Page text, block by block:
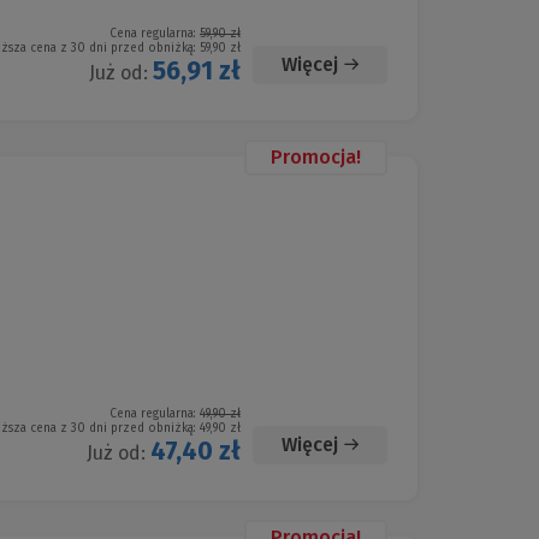
Cena regularna: 59,90 zł
cena z 30 dni przed obniżką: 59,90 zł
Już od: 56,91 zł Więcej
Promocja!
Cena regularna: 49,90 zł
cena z 30 dni przed obniżką: 49,90 zł
Już od: 47,40 zł Więcej